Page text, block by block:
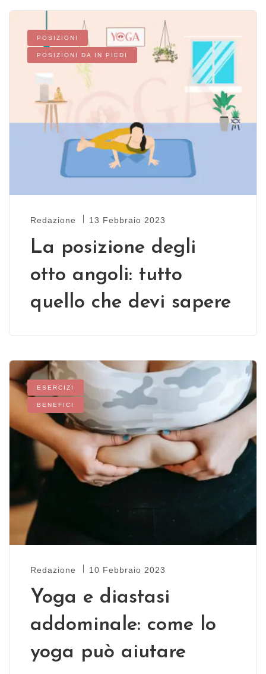
POSIZIONI
POSIZIONI DA IN PIEDI
Redazione 13 Febbraio 2023
La posizione degli
otto angoli: tutto
quello che devi sapere
ESERCIZI
BENEFICI
Redazione 10 Febbraio 2023
Yoga e diastasi
addominale: come lo
yoga può aiutare